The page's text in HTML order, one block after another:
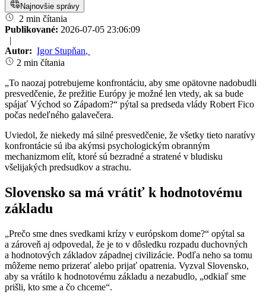
Najnovšie správy
2 min čítania
Publikované: 2026-07-05 23:06:09
|
Autor: Igor Stupňan,
2 min čítania
„To naozaj potrebujeme konfrontáciu, aby sme opätovne nadobudli
presvedčenie, že prežitie Európy je možné len vtedy, ak sa bude
spájať Východ so Západom?“ pýtal sa predseda vlády Robert Fico
počas nedeľného galavečera.
Uviedol, že niekedy má silné presvedčenie, že všetky tieto naratívy
konfrontácie sú iba akýmsi psychologickým obranným
mechanizmom elít, ktoré sú bezradné a stratené v bludisku
všelijakých predsudkov a strachu.
Slovensko sa má vrátiť k hodnotovému
základu
„Prečo sme dnes svedkami krízy v európskom dome?“ opýtal sa
a zároveň aj odpovedal, že je to v dôsledku rozpadu duchovných
a hodnotových základov západnej civilizácie. Podľa neho sa tomu
môžeme nemo prizerať alebo prijať opatrenia. Vyzval Slovensko,
aby sa vrátilo k hodnotovému základu a nezabudlo, „odkiaľ sme
prišli, kto sme a čo chceme“.